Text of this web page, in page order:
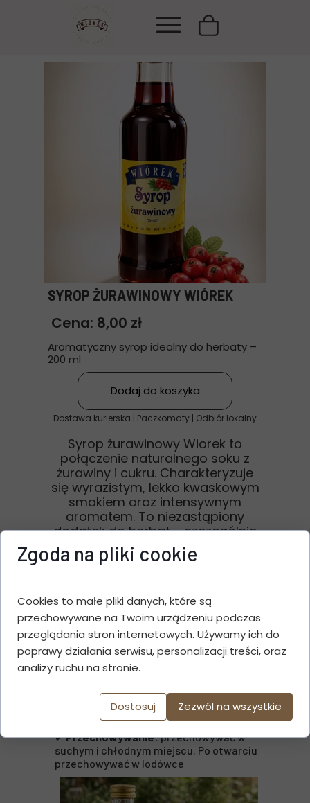
Syrop żurawinowy Wiorek to
połączenie naturalnego soku z
żurawiny i cukru. Charakteryzuje
się wyrazistym, lekko kwaskowym
smakiem oraz intensywnym
aromatem. To niezastąpiony
dodatek do herbat – szczególnie
w jesienno-zimowe dni oraz w
okresie przeziębień. Doskonale
sprawdzi się również jako napój
składnik deserów i napojów.
Aromatyczny syrop idealny do herbaty –
200 ml
Dostawa kurierska | Paczkomaty | Odbiór lokalny
Dodaj do koszyka
✔ Składniki:cukier, naturalny sok z
żurawiny (33%), kwas cytrynowy
aromatyczny, lekko kwaskowy
Bez barwników, aromatów i syropu
glukozowo-fruktozowego
✔Przechowywanie:przechowywać w
suchym i chłodnym miejscu. Po otwarciu
przechowywać w lodówce
SZCZEGÓŁY PRODUKTU:
SYROP ŻURAWINOWY WIÓREK
Cena: 8,00 zł
Zgoda na pliki cookie
Cookies to małe pliki danych, które są
przechowywane na Twoim urządzeniu podczas
przeglądania stron internetowych. Używamy ich do
poprawy działania serwisu, personalizacji treści, oraz
analizy ruchu na stronie.
Dostosuj Zezwól na wszystkie